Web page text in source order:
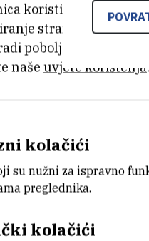
koristi kolačiće.
stranice, dok se
poboljšanja
naše uvjete korištenja.
kolačići
su nužni za ispravno
preglednika.
kolačići